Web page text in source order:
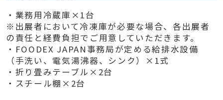
・業務用冷蔵庫×1台
※出展者において冷凍庫が必要な場合、各出展者
の責任と経費負担でご用意していただきます。
・FOODEX JAPAN事務局が定める給排水設備
（手洗い、電気湯沸器、シンク）×1式
・折り畳みテーブル×2台
・スチール棚×2台